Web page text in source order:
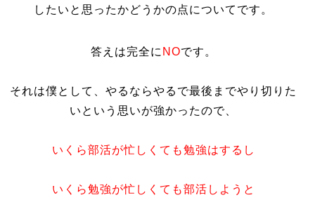
したいと思ったかどうかの点についてです。
答えは完全に NOです。
それは僕として、やるならやるで最後までやり切りた
いという思いが強かったので、
いくら部活が忙しくても勉強はするし
いくら勉強が忙しくても部活しようと